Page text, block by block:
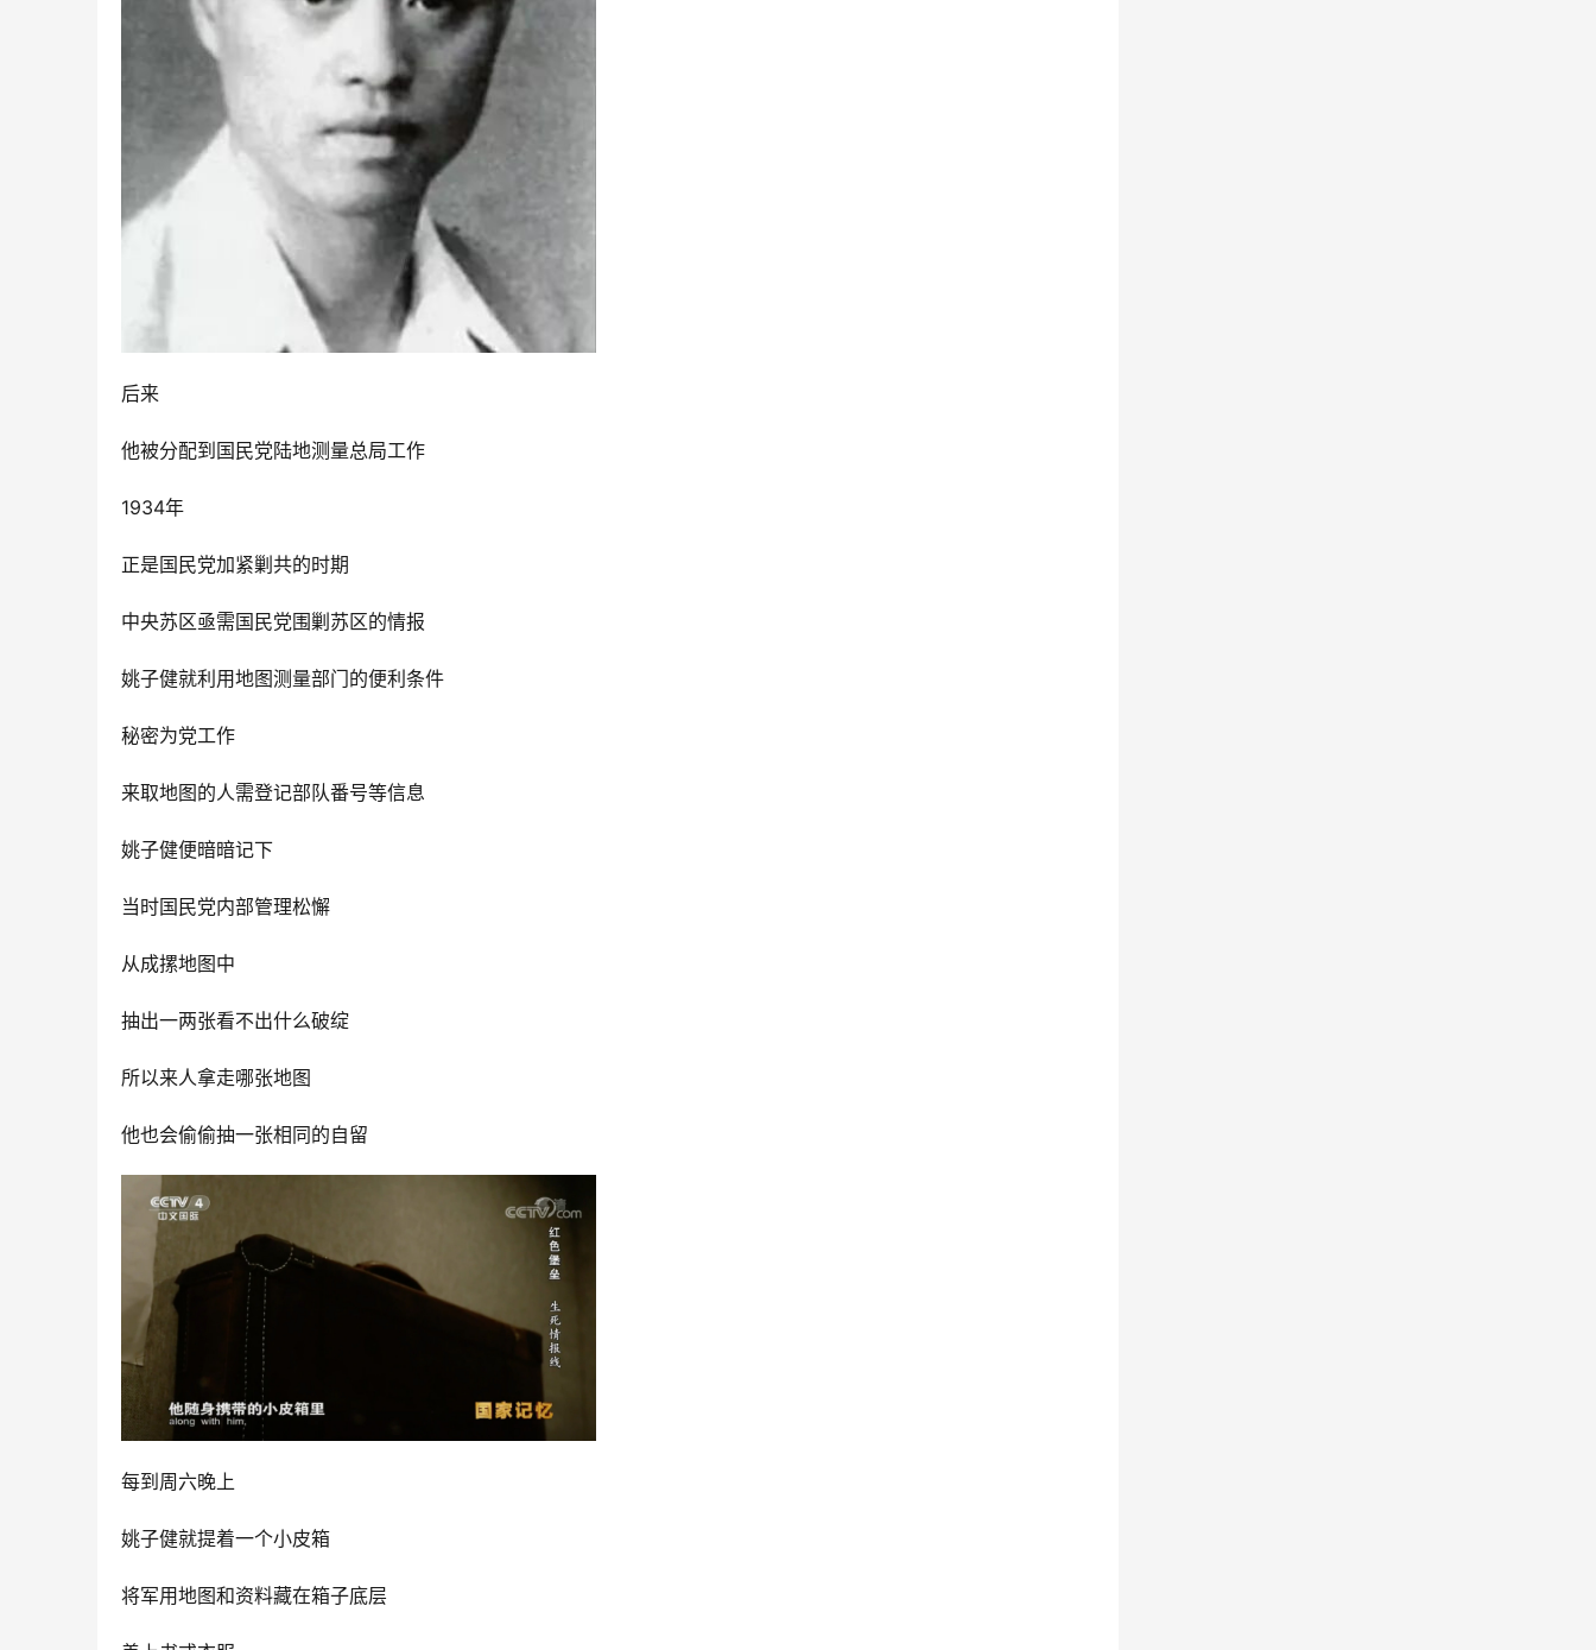
后来
他被分配到国民党陆地测量总局工作
1934年
正是国民党加紧剿共的时期
中央苏区亟需国民党围剿苏区的情报
姚子健就利用地图测量部门的便利条件
秘密为党工作
来取地图的人需登记部队番号等信息
姚子健便暗暗记下
当时国民党内部管理松懈
从成摞地图中
抽出一两张看不出什么破绽
所以来人拿走哪张地图
他也会偷偷抽一张相同的自留‍
每到周六晚上
姚子健就提着一个小皮箱
将军用地图和资料藏在箱子底层